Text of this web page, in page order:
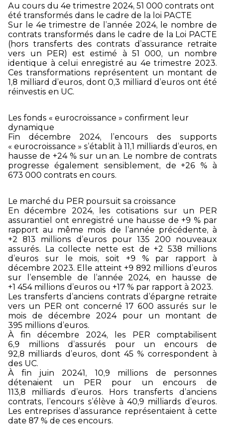
Au cours du 4e trimestre 2024, 51 000 contrats ont
été transformés dans le cadre de la loi PACTE
Sur le 4e trimestre de l’année 2024, le nombre de
contrats transformés dans le cadre de la Loi PACTE
(hors transferts des contrats d’assurance retraite
vers un PER) est estimé à 51 000, un nombre
identique à celui enregistré au 4e trimestre 2023.
Ces transformations représentent un montant de
1,8 milliard d’euros, dont 0,3 milliard d’euros ont été
réinvestis en UC.
Les fonds « eurocroissance » confirment leur
dynamique
Fin décembre 2024, l’encours des supports
« eurocroissance » s’établit à 11,1 milliards d’euros, en
hausse de +24 % sur un an. Le nombre de contrats
progresse également sensiblement, de +26 % à
673 000 contrats en cours.
Le marché du PER poursuit sa croissance
En décembre 2024, les cotisations sur un PER
assurantiel ont enregistré une hausse de +9 % par
rapport au même mois de l’année précédente, à
+2 813 millions d’euros pour 135 200 nouveaux
assurés. La collecte nette est de +2 538 millions
d’euros sur le mois, soit +9 % par rapport à
décembre 2023. Elle atteint +9 892 millions d’euros
sur l’ensemble de l’année 2024, en hausse de
+1 454 millions d’euros ou +17 % par rapport à 2023.
Les transferts d’anciens contrats d’épargne retraite
vers un PER ont concerné 17 600 assurés sur le
mois de décembre 2024 pour un montant de
395 millions d’euros.
À fin décembre 2024, les PER comptabilisent
6,9 millions d’assurés pour un encours de
92,8 milliards d’euros, dont 45 % correspondent à
des UC.
À fin juin 20241, 10,9 millions de personnes
détenaient un PER pour un encours de
113,8 milliards d’euros. Hors transferts d’anciens
contrats, l’encours s’élève à 40,9 milliards d’euros.
Les entreprises d’assurance représentaient à cette
date 87 % de ces encours.